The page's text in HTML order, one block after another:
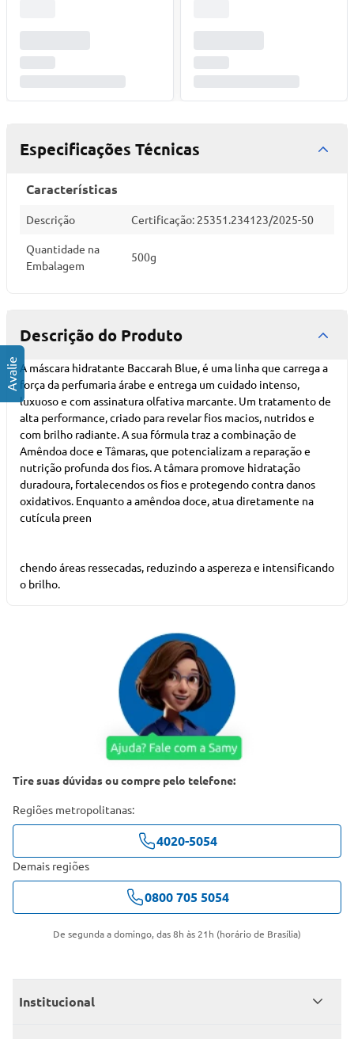
Especificações Técnicas
Características
Descrição Certificação: 25351.234123/2025-50
Quantidade na
Embalagem
500g
Descrição do Produto
A máscara hidratante Baccarah Blue, é uma linha que carrega a
força da perfumaria árabe e entrega um cuidado intenso,
luxuoso e com assinatura olfativa marcante. Um tratamento de
alta performance, criado para revelar fios macios, nutridos e
com brilho radiante. A sua fórmula traz a combinação de
Amêndoa doce e Tâmaras, que potencializam a reparação e
nutrição profunda dos fios. A tâmara promove hidratação
duradoura, fortalecendos os fios e protegendo contra danos
oxidativos. Enquanto a amêndoa doce, atua diretamente na
cutícula preen
chendo áreas ressecadas, reduzindo a aspereza e intensificando
o brilho.
Tire suas dúvidas ou compre pelo telefone:
Regiões metropolitanas:
4020-5054
Demais regiões
0800 705 5054
De segunda a domingo, das 8h às 21h (horário de Brasília)
Institucional